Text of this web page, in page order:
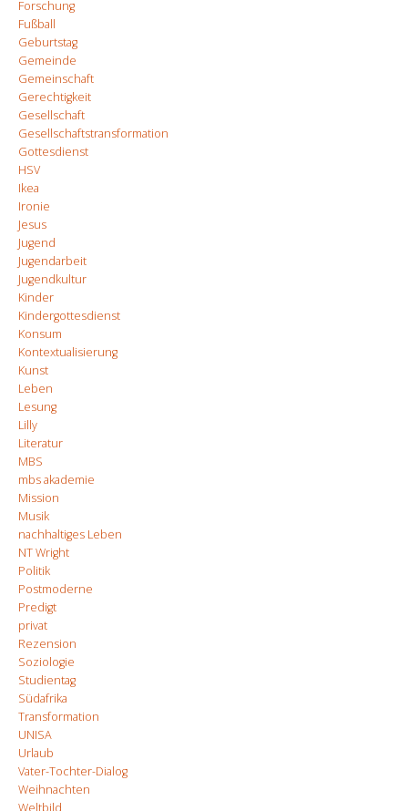
Forschung
Fußball
Geburtstag
Gemeinde
Gemeinschaft
Gerechtigkeit
Gesellschaft
Gesellschaftstransformation
Gottesdienst
HSV
Ikea
Ironie
Jesus
Jugend
Jugendarbeit
Jugendkultur
Kinder
Kindergottesdienst
Konsum
Kontextualisierung
Kunst
Leben
Lesung
Lilly
Literatur
MBS
mbs akademie
Mission
Musik
nachhaltiges Leben
NT Wright
Politik
Postmoderne
Predigt
privat
Rezension
Soziologie
Studientag
Südafrika
Transformation
UNISA
Urlaub
Vater-Tochter-Dialog
Weihnachten
Weltbild